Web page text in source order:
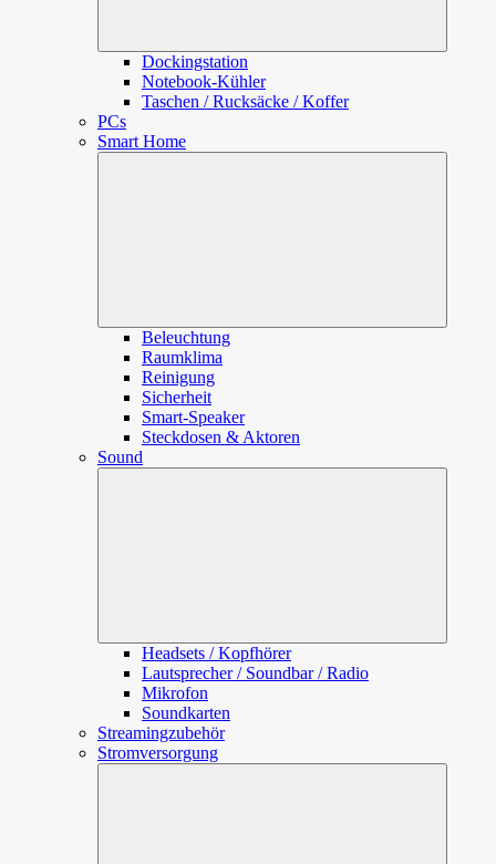
Dockingstation
Notebook-Kühler
Taschen / Rucksäcke / Koffer
PCs
Smart Home
Beleuchtung
Raumklima
Reinigung
Sicherheit
Smart-Speaker
Steckdosen & Aktoren
Sound
Headsets / Kopfhörer
Lautsprecher / Soundbar / Radio
Mikrofon
Soundkarten
Streamingzubehör
Stromversorgung